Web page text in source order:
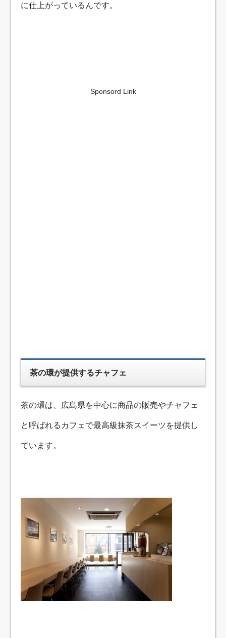
に仕上がっているんです。
Sponsord Link
茶の環が提供するチャフェ
茶の環は、広島県を中心に商品の販売やチャフェ
と呼ばれるカフェで最高級抹茶スイーツを提供し
ています。